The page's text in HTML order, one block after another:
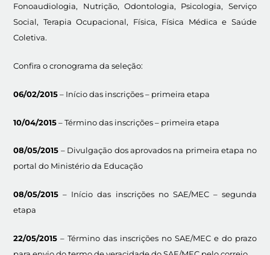
Fonoaudiologia, Nutrição, Odontologia, Psicologia, Serviço
Social, Terapia Ocupacional, Física, Física Médica e Saúde
Coletiva.
Confira o cronograma da seleção:
06/02/2015– Início das inscrições – primeira etapa
10/04/2015– Término das inscrições – primeira etapa
08/05/2015 – Divulgação dos aprovados na primeira etapa no
portal do Ministério da Educação
08/05/2015 – Início das inscrições no SAE/MEC – segunda
etapa
22/05/2015 – Término das inscrições no SAE/MEC e do prazo